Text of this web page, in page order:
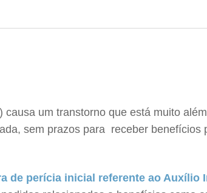
um transtorno que está muito
sem prazos para receber benefícios
de perícia inicial referente ao Auxílio